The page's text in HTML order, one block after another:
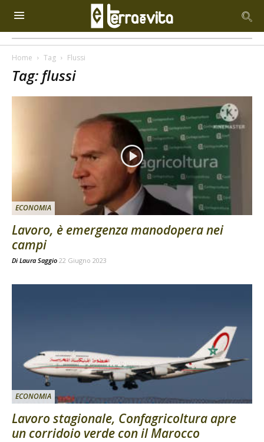
Home Tag Flussi
Tag: flussi
ECONOMIA
Lavoro, è emergenza manodopera nei
campi
Di Laura Saggio 22 Giugno 2023
ECONOMIA
Lavoro stagionale, Confagricoltura apre
un corridoio verde con il Marocco